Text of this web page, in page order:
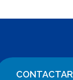
CONTACTAR